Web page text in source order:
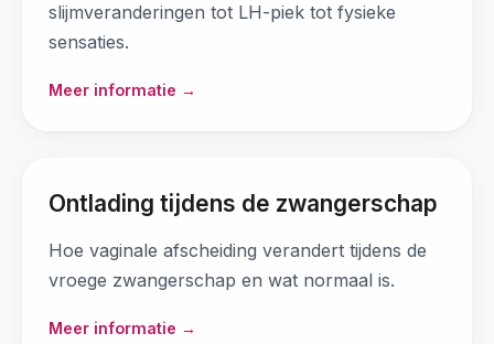
slijmveranderingen tot LH-piek tot fysieke
sensaties.
Meer informatie →
Ontlading tijdens de zwangerschap
Hoe vaginale afscheiding verandert tijdens de
vroege zwangerschap en wat normaal is.
Meer informatie →